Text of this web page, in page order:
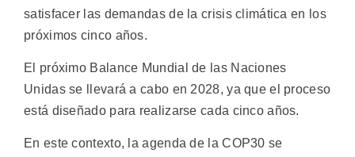
satisfacer las demandas de la crisis climática en los
próximos cinco años.
El próximo Balance Mundial de las Naciones
Unidas se llevará a cabo en 2028, ya que el proceso
está diseñado para realizarse cada cinco años.
En este contexto, la agenda de la COP30 se